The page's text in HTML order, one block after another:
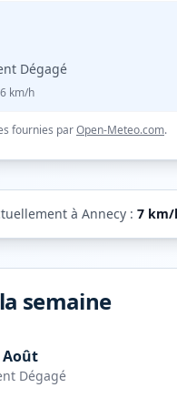
Dégagé
6 km/h
fournies parOpen-Meteo.com.
à Annecy : 7 km/
semaine
Août
Dégagé